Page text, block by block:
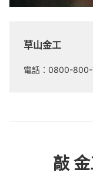
草山金工
電話：0800-
敲